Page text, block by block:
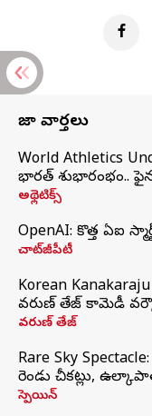
తాజా వార్తలు
World Athletics
భారత్‌ శుభారంభం..
అథ్లెటిక్స్
OpenAI: కొత్త ఏఐ
చాట్‌జీపీటీ
Korean
వరుణ్ తేజ్ కామెడీ
వరుణ్ తేజ్
Rare Sky
రెండు చీకట్లు,
స్పెయిన్